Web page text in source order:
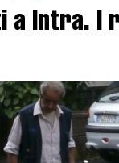
a Intra. I